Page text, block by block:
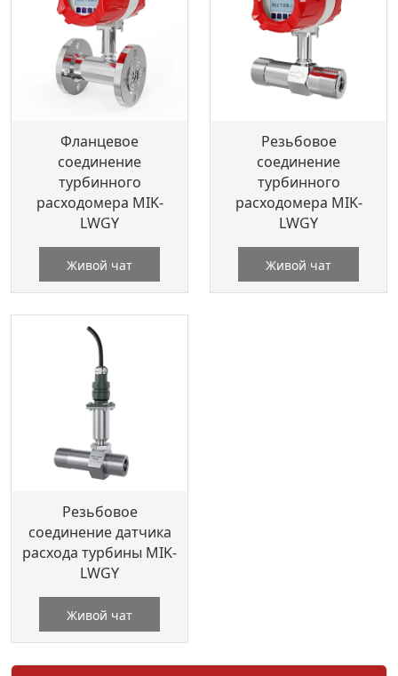
Фланцевое
соединение
турбинного
расходомера MIK-
LWGY
Живой чат
Резьбовое
соединение
турбинного
расходомера MIK-
LWGY
Живой чат
Резьбовое
соединение датчика
расхода турбины MIK-
LWGY
Живой чат